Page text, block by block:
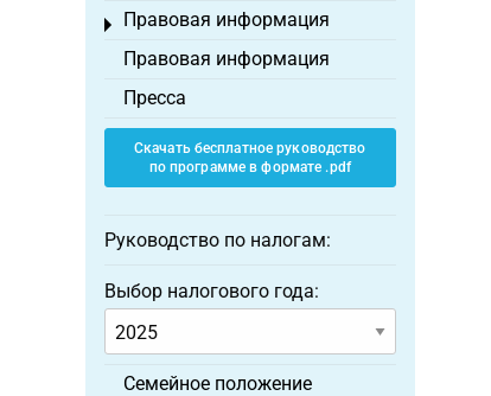
Правовая информация
Toggle menu
Правовая информация
Пресса
Скачать бесплатное руководство
по программе в формате .pdf
Руководство по налогам:
Выбор налогового года:
Семейное положение